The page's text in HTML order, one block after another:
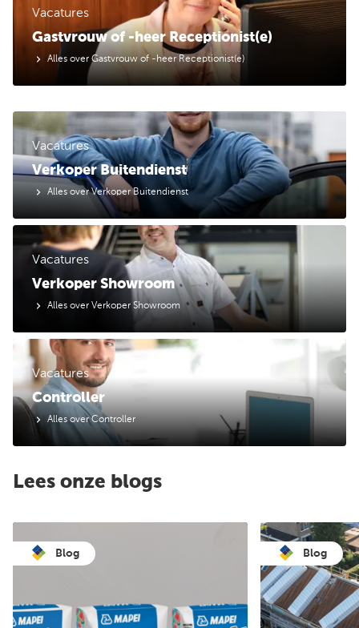
Gastvrouw of -heer Receptionist(e)
Vacatures
Alles over Gastvrouw of -heer Receptionist(e)
Verkoper Buitendienst
Vacatures
Alles over Verkoper Buitendienst
Verkoper Showroom
Vacatures
Alles over Verkoper Showroom
Controller
Vacatures
Alles over Controller
Lees onze blogs
Blog Blog